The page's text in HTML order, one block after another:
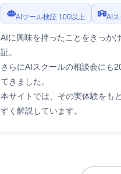
AIツール検証 100以上 AI
AIに興味を持ったことをきっか
証。
さらにAIスクールの相談会にも
てきました。
本サイトでは、その実体験をも
すく解説しています。